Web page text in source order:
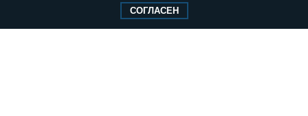
Свидетельство о регистрации Эл № ФС77-
СОГЛАСЕН